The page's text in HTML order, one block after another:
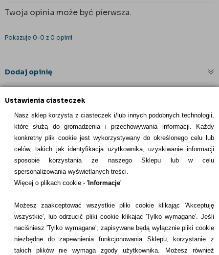
Ustawienia ciasteczek
Nasz sklep korzysta z ciasteczek i/lub innych podobnych technologii,
które służą do gromadzenia i przechowywania informacji. Każdy
konkretny plik cookie jest wykorzystywany do określonego celu lub
celów, takich jak identyfikacja użytkownika, uzyskiwanie informacji
sposobie korzystania ze naszego Sklepu lub w celu
spersonalizowania wyświetlanych treści.
Więcej o plikach cookie - 'Informacje'
Możesz zaakceptować wszystkie pliki cookie klikając 'Akceptuję
wszystkie', lub odrzucić pliki cookie klikając 'Tylko wymagane'. Jeśli
naciśniesz 'Tylko wymagane', zapisywane będą wyłącznie pliki cookie
niezbędne do zapewnienia funkcjonowania Sklepu, korzystanie z
takich plików nie wymaga zgody użytkownika. Możesz również
Twoja opinia może być pierwsza.
Pokazuje 0-0 z 0 opinii
Dodaj opinię
INFORMACJE KONTAKTOWE
Informacje
Dostawcy
Kontakt